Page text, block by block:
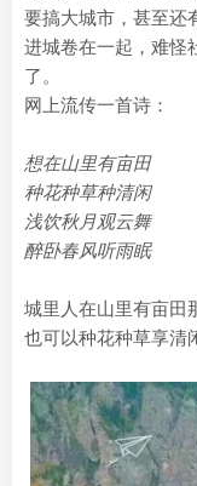
要搞大城市，甚至还
进城卷在一起，难怪
了。
网上流传一首诗：
想在山里有亩田
种花种草种清闲
浅饮秋月观云舞
醉卧春风听雨眠
城里人在山里有亩田
也可以种花种草享清